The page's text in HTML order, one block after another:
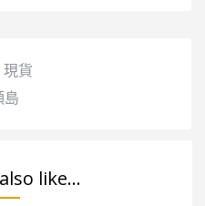
現貨
島
like...